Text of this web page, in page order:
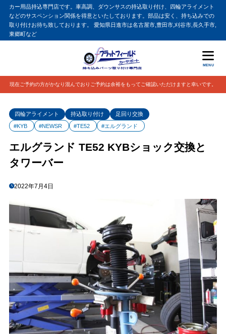
カー用品持込専門店です。車高調、ダウンサスの持込取り付け、四輪アライメント
などのサスペンション関係を得意といたしております。部品は安く、持ち込みでの
取り付けお待ち致しております。 愛知県日進市は名古屋市,豊田市,刈谷市,長久手市,
東郷町など
MENU
現在ご予約の方がかなり混んでおりご予約は余裕をもってご確認いただけますと幸いです。
四輪アライメント 持込取り付け
足回り交換
#KYB
#NEWSR #TE52 #エルグランド
エルグランド TE52 KYBショック交換と
タワーバー
2022年7月4日